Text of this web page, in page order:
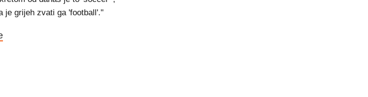
je grijeh zvati ga 'football'."